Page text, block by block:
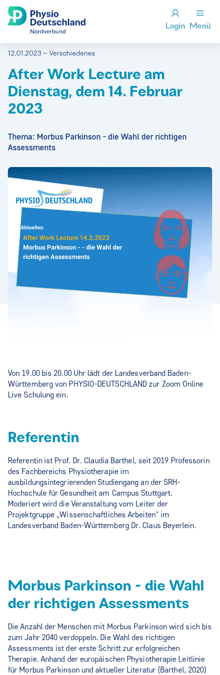
Login Menü
12.01.2023 – Verschiedenes
After Work Lecture am
Dienstag, dem 14. Februar
2023
Thema: Morbus Parkinson - die Wahl der richtigen
Assessments
Von 19.00 bis 20.00 Uhr lädt der Landesverband Baden-
Württemberg von PHYSIO-DEUTSCHLAND zur Zoom Online
Live Schulung ein.
Referentin
Referentin ist Prof. Dr. Claudia Barthel, seit 2019 Professorin
des Fachbereichs Physiotherapie im
ausbildungsintegrierenden Studiengang an der SRH-
Hochschule für Gesundheit am Campus Stuttgart.
Moderiert wird die Veranstaltung vom Leiter der
Projektgruppe „Wissenschaftliches Arbeiten“ im
Landesverband Baden-Württemberg Dr. Claus Beyerlein.
Morbus Parkinson - die Wahl
der richtigen Assessments
Die Anzahl der Menschen mit Morbus Parkinson wird sich bis
zum Jahr 2040 verdoppeln. Die Wahl des richtigen
Assessments ist der erste Schritt zur erfolgreichen
Therapie. Anhand der europäischen Physiotherapie Leitlinie
für Morbus Parkinson und aktueller Literatur (Barthel, 2020)